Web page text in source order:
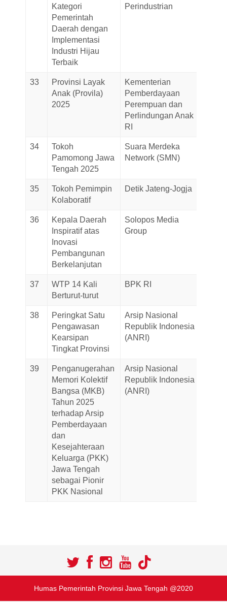
Kategori
Pemerintah
Daerah dengan
Implementasi
Industri Hijau
Terbaik
Perindustrian
33
Provinsi Layak
Anak (Provila)
2025
Kementerian
Pemberdayaan
Perempuan dan
Perlindungan Anak
RI
34
Tokoh
Pamomong Jawa
Tengah 2025
Suara Merdeka
Network (SMN)
35
Tokoh Pemimpin
Kolaboratif
Detik Jateng-Jogja
36
Kepala Daerah
Inspiratif atas
Inovasi
Pembangunan
Berkelanjutan
Solopos Media
Group
37
WTP 14 Kali
Berturut-turut
BPK RI
38
Peringkat Satu
Pengawasan
Kearsipan
Tingkat Provinsi
Arsip Nasional
Republik Indonesia
(ANRI)
39
Penganugerahan
Memori Kolektif
Bangsa (MKB)
Tahun 2025
terhadap Arsip
Pemberdayaan
dan
Kesejahteraan
Keluarga (PKK)
Jawa Tengah
sebagai Pionir
PKK Nasional
Arsip Nasional
Republik Indonesia
(ANRI)
Humas Pemerintah Provinsi Jawa Tengah @2020